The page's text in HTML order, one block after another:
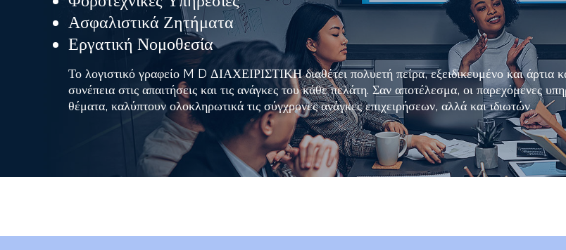
Ασφαλιστικά Ζητήματα
Εργατική Νομοθεσία
Το λογιστικό γραφείο M D ΔΙΑΧΕΙΡΙΣΤΙΚΗδιαθέτει πολυετή πείρα, εξειδικευμένο και
συνέπεια στις απαιτήσεις και τις ανάγκες του κάθε πελάτη. Σαν αποτέλεσμα, οι παρεχόμενες
θέματα, καλύπτουν ολοκληρωτικά τις σύγχρονες ανάγκες επιχειρήσεων, αλλά και ιδιωτών.